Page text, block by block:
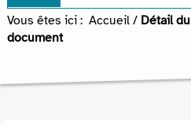
Vous êtes ici : Accueil / Détail du
document